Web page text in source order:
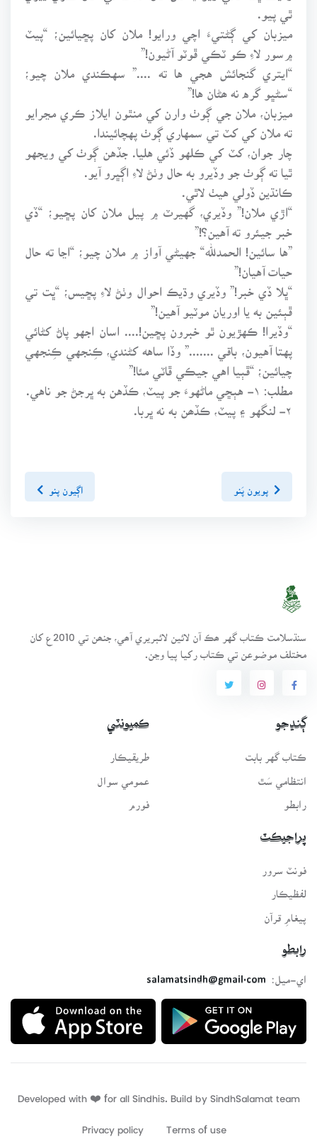
ٿي پيو.
ميزبان کي ڳڻتيءَ اچي ورايو! ملان کان پڇيائين؛ “پيٽ
۾سور لاءِ ڪو ٽڪي ڦوٽو آڻيون!”
“ايتري گنجائش هجي ها ته ....” سهڪندي ملان چيو؛
“سڻڀو گره نه ھڻان ها!”
ميزبان، ملان جي ڳوٺ وارن کي منٿون ايلاز ڪري مڃرايو
ته ملان کي کٽ تي سمهاري ڳوٺ پهچائيندا.
چار جوان، کٽ کي ڪلهو ڏئي هليا. جڏهن ڳوٺ کي ويجهو
ٿيا ته ڳوٺ جو وڏيرو به حال وٺڻ لاءِ اڳڀرو آيو.
ڪانڌين ڏولي هيٺ لاٿي.
“اڙي ملان!” وڏيري، گهيرٽ ۾ پيل ملان کان پڇيو؛ “ڏي
خبر جيئرو ته آهين؟!”
”ها سائين! الحمدلله“ جهيڻي آواز ۾ ملان چيو؛ “اڃا ته حال
حيات آهيان!”
“ڀلا ڏي خبر!” وڏيري وڌيڪ احوال وٺڻ لاءِ پڇيس؛ “ڀت تي
ڦٻئين به يا اوريان موٽيو آهين!”
“وڏيرا! ڪهڙيون ٿو خبرون پڇين!.... اسان اجهو پاڻ کڻائي
پهتا آهيون، باقي .......” وڏا ساهه کڻندي، ڪِنجهي ڪِنجهي
چيائين؛ “ڦٻيا اهي جيڪي ڦاٽي مئا!”
مطلب: ۱- هٻڇي ماڻهوءَ جو پيٽ، ڪڏهن به ڀرجڻ جو ناهي.
پويون پَنو اڳيون پنو
سنڌسلامت ڪتاب گهر ھڪ آن لائين لائبريري آھي، جنھن تي 2010ع کان
مختلف موضوعن تي ڪتاب رکيا پيا وڃن.
ڳنڍجو
ڪتاب گهر بابت
انتظامي سَٿ
رابطو
ڪميونٽي
طريقيڪار
عمومي سوال
فورم
پراجيڪٽ
لفظيڪار
پيغامِ قرآن
رابطو
اي-ميل:
salamatsindh@gmail.com
Developed with ❤️ for all Sindhis. Build by
Terms of use